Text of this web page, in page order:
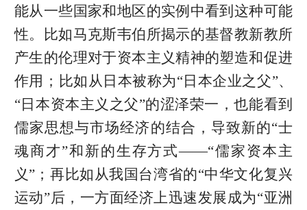
能从一些国家和地区的实例中看到这种可能
性。比如马克斯韦伯所揭示的基督教新教所
产生的伦理对于资本主义精神的塑造和促进
作用；比如从日本被称为“日本企业之父”、
“日本资本主义之父”的涩泽荣一，也能看到
儒家思想与市场经济的结合，导致新的“士
魂商才”和新的生存方式——“儒家资本主
义”；再比如从我国台湾省的“中华文化复兴
运动”后，一方面经济上迅速发展成为“亚洲